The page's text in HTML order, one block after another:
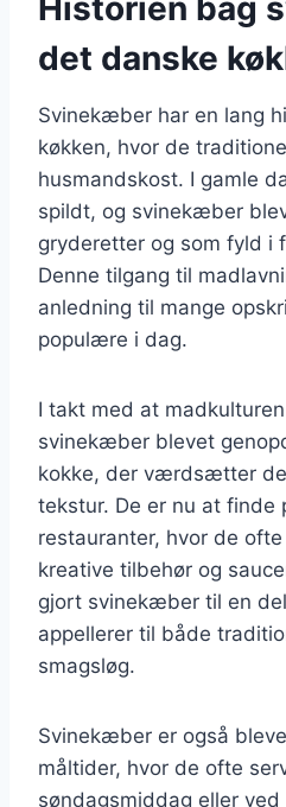
det danske
Svinekæber har en lang
køkken, hvor de
husmandskost. I gamle
spildt, og svinekæber
gryderetter og som fyld i
Denne tilgang til
anledning til mange
populære i dag.
I takt med at
svinekæber blevet
kokke, der værdsætter
tekstur. De er nu at finde
restauranter, hvor de
kreative tilbehør og
gjort svinekæber til en
appellerer til både
smagsløg.
Svinekæber er også
måltider, hvor de ofte
søndagsmiddag eller